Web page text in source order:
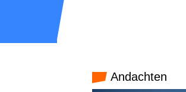
Andachten